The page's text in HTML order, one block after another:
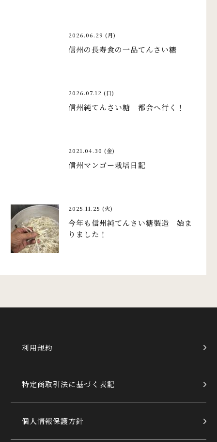
2026.06.29 (月)
信州の長寿食の一品てんさい糖
2026.07.12 (日)
信州純てんさい糖 都会へ行く！
2021.04.30 (金)
信州マンゴー栽培日記
2025.11.25 (火)
今年も信州純てんさい糖製造 始ま
りました！
利用規約
特定商取引法に基づく表記
個人情報保護方針